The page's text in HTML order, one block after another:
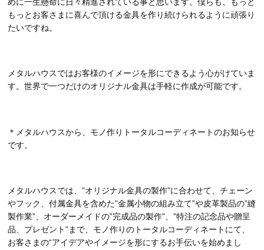
もっとお客さまに喜んで頂ける金具を作り続けられるように頑張り
たいですね。
メタルハウスではお客様のイメージを形にできるよう心がけていま
す。世界で一つだけのオリジナル金具は手軽に作成が可能です。
＊メタルハウスから、モノ作りトータルコーディネートのお知らせ
です。
メタルハウスでは、”オリジナル金具の製作”に合わせて、チェーン
やフック、付属金具を含めた”金属小物の組み立て”や皮革製品の”縫
製作業”、オーダーメイドの”完成品の製作”、”特注の記念品や贈呈
品、プレゼント”まで、モノ作りのトータルコーディネートにて、
お客さまの“アイデアやイメージを形にするお手伝いを始めまし